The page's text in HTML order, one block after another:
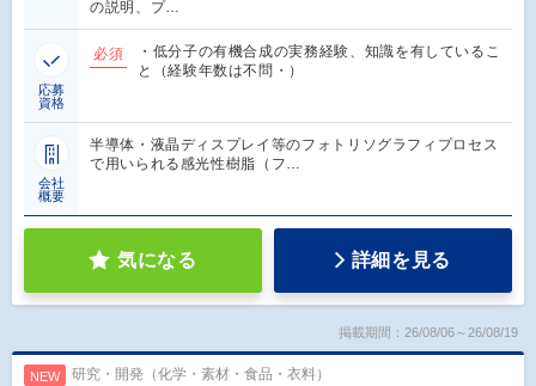
の説明、プ…
応募
資格
必須
・低分子の有機合成の実務経験、知識を有しているこ
と（経験年数は不問・）
会社
概要
半導体・液晶ディスプレイ等のフォトリソグラフィプロセス
で用いられる感光性樹脂（フ…
気になる 詳細を見る
掲載期間：26/08/06～26/08/19
NEW 研究・開発（化学・素材・食品・衣料）